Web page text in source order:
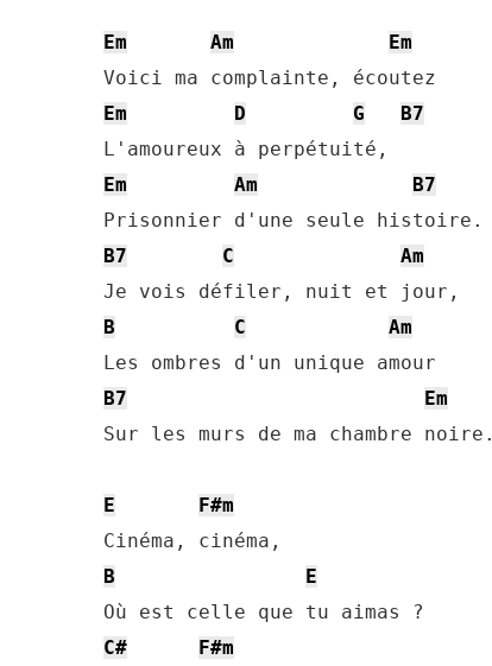
Em Am
Em
Em
D G
B7
Em
Am
B7
B7
C
Am
B
C
Am
B7
Em
Sur les murs de ma chambre noire.
E
F#m
B
E
C#
F#m